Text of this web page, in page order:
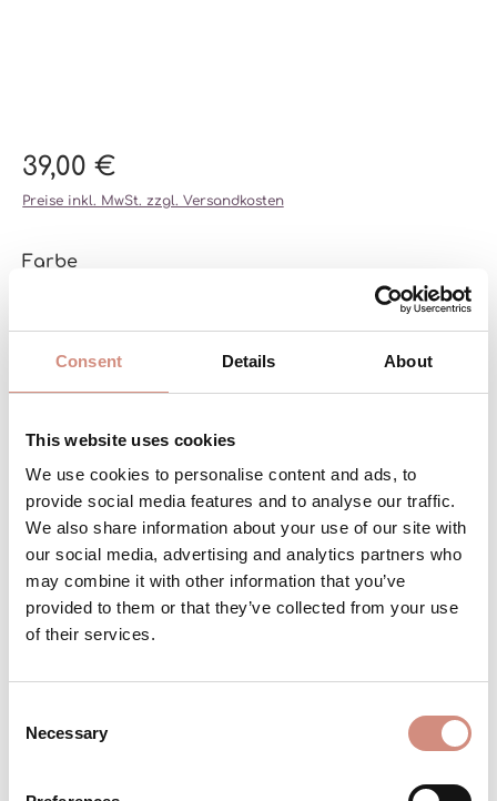
Consent Details About
This website uses cookies
We use cookies to personalise content and ads, to
provide social media features and to analyse our traffic.
We also share information about your use of our site with
our social media, advertising and analytics partners who
may combine it with other information that you’ve
provided to them or that they’ve collected from your use
of their services.
Selection
Necessary
39,00 €
Preise inkl. MwSt. zzgl. Versandkosten
Farbeauswählen
(DIESE OPTION IST ZURZEIT NICHT
Größeauswählen
Achtung: geringer Bestand
Produkt Anzahl: Gib den
Stk IN DEN WARENKORB
Produktnummer:BE - PV-23-l/xl-xxl-sw/sw